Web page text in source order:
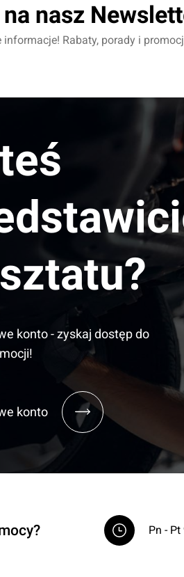
nasz
informacje! Rabaty, porady i
konto - zyskaj dostęp do
konto
Pn -